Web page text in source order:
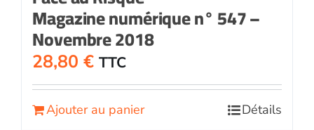
Magazine numérique n° 547 –
Novembre 2018
28,80 € TTC
Ajouter au panier Détails